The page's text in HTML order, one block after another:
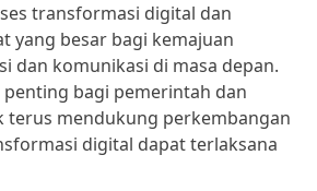
transformasi digital dan
yang besar bagi kemajuan
dan komunikasi di masa depan.
bagi pemerintah dan
terus mendukung perkembangan
digital dapat terlaksana